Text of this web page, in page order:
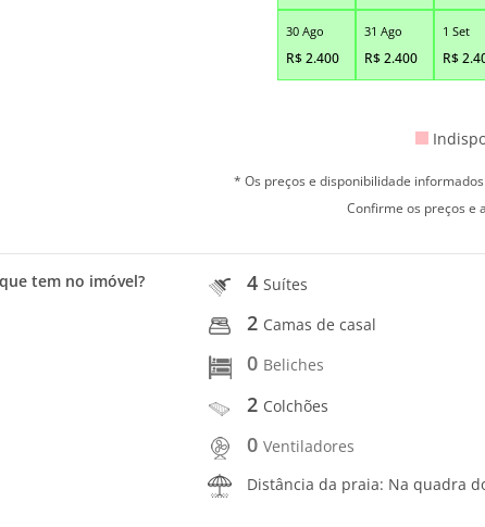
30 Ago
R$2.400
31 Ago
R$2.400
1 Set
R$
* Os preços e disponibilidade
Confirme os preços e
tem no imóvel? 4Suítes
2 Camas de casal
0 Beliches
2 Colchões
0Ventiladores
Distância da praia: Na quadra